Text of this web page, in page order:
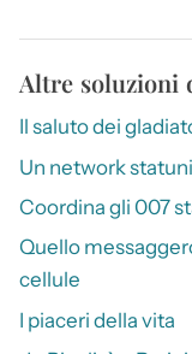
Altre soluzioni
Il saluto dei
Un network
Coordina gli 007
Quello
cellule
I piaceri della vita